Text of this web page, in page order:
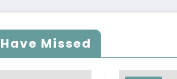
Missed